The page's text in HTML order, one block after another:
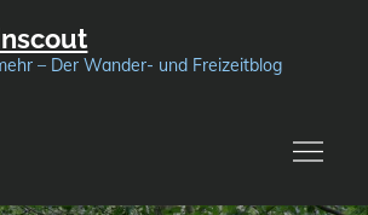
– Der Wander- und Freizeitblog